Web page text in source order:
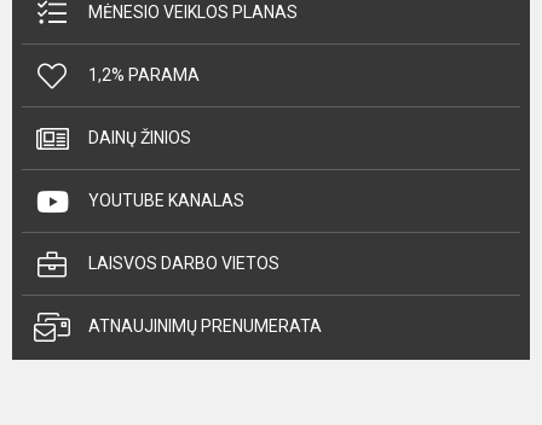
MĖNESIO VEIKLOS PLANAS
1,2% PARAMA
DAINŲ ŽINIOS
YOUTUBE KANALAS
LAISVOS DARBO VIETOS
ATNAUJINIMŲ PRENUMERATA